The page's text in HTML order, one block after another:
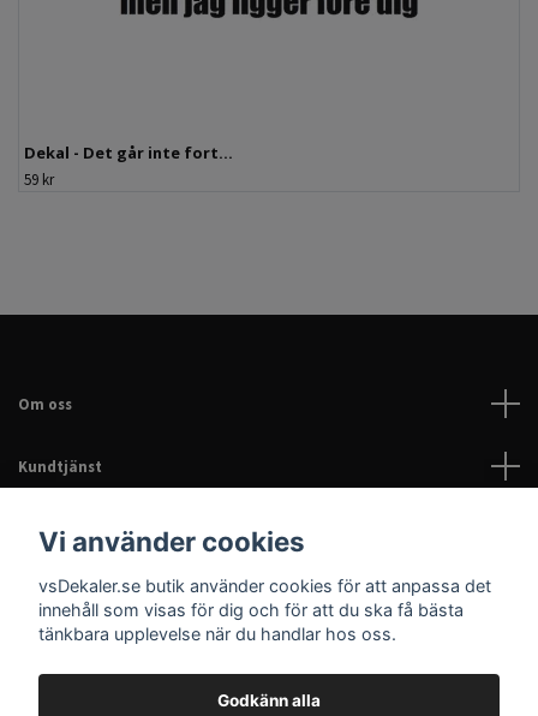
Dekal - Det går inte fort...
59 kr
Om oss
Kundtjänst
Läs mer
Sociala medier
Vi använder cookies
vsDekaler.se butik använder cookies för att anpassa det
innehåll som visas för dig och för att du ska få bästa
tänkbara upplevelse när du handlar hos oss.
Godkänn alla